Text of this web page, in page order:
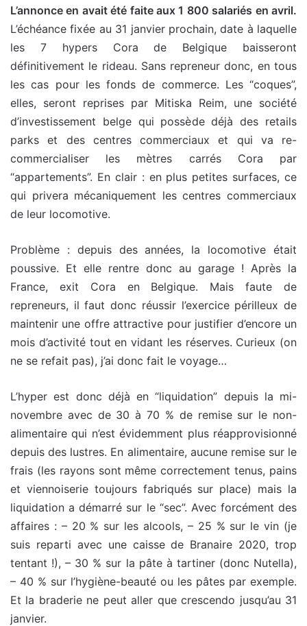
L’annonce en avait été faite aux 1 800 salariés en avril.
L’échéance fixée au 31 janvier prochain, date à laquelle
les 7 hypers Cora de Belgique baisseront
définitivement le rideau. Sans repreneur donc, en tous
les cas pour les fonds de commerce. Les “coques”,
elles, seront reprises par Mitiska Reim, une société
d’investissement belge qui possède déjà des retails
parks et des centres commerciaux et qui va re-
commercialiser les mètres carrés Cora par
“appartements”. En clair : en plus petites surfaces, ce
qui privera mécaniquement les centres commerciaux
de leur locomotive.
Problème : depuis des années, la locomotive était
poussive. Et elle rentre donc au garage ! Après la
France, exit Cora en Belgique. Mais faute de
repreneurs, il faut donc réussir l’exercice périlleux de
maintenir une offre attractive pour justifier d’encore un
mois d’activité tout en vidant les réserves. Curieux (on
ne se refait pas), j’ai donc fait le voyage…
L’hyper est donc déjà en “liquidation” depuis la mi-
novembre avec de 30 à 70 % de remise sur le non-
alimentaire qui n’est évidemment plus réapprovisionné
depuis des lustres. En alimentaire, aucune remise sur le
frais (les rayons sont même correctement tenus, pains
et viennoiserie toujours fabriqués sur place) mais la
liquidation a démarré sur le “sec”. Avec forcément des
affaires : – 20 % sur les alcools, – 25 % sur le vin (je
suis reparti avec une caisse de Branaire 2020, trop
tentant !), – 30 % sur la pâte à tartiner (donc Nutella),
– 40 % sur l’hygiène-beauté ou les pâtes par exemple.
Et la braderie ne peut aller que crescendo jusqu’au 31
janvier.